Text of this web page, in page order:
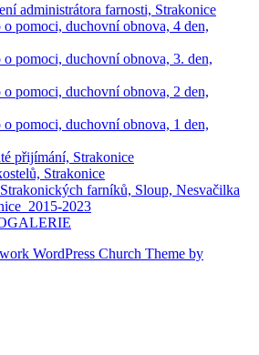
administrátora farnosti, Strakonice
pomoci, duchovní obnova, 4 den,
pomoci, duchovní obnova, 3. den,
pomoci, duchovní obnova, 2 den,
pomoci, duchovní obnova, 1 den,
přijímání, Strakonice
Strakonice
farníků, Sloup, Nesvačilka
2023
WordPress Church Theme by